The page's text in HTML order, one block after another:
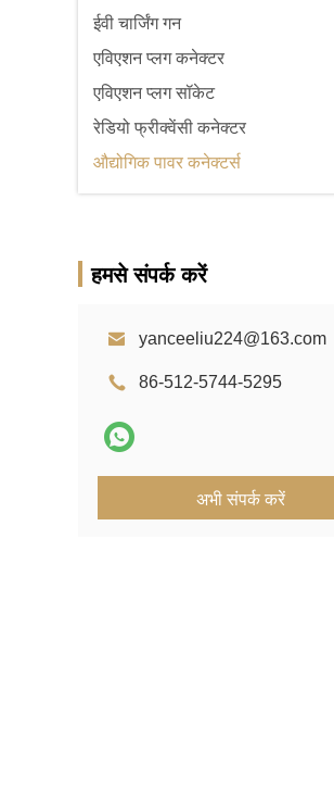
ईवी चार्जिंग गन
एविएशन प्लग कनेक्टर
एविएशन प्लग सॉकेट
रेडियो फ्रीक्वेंसी कनेक्टर
औद्योगिक पावर कनेक्टर्स
हमसे संपर्क करें
yanceeliu224@163.com
86-512-5744-5295
अभी संपर्क करें